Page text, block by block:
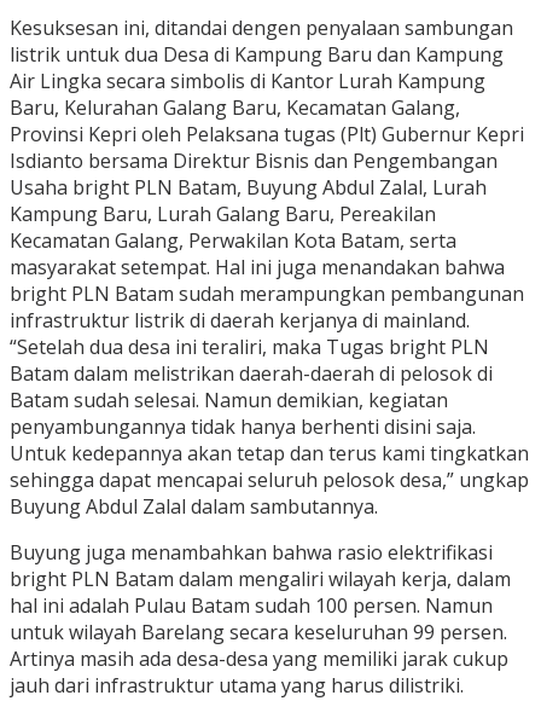
Kesuksesan ini, ditandai dengen penyalaan sambungan
listrik untuk dua Desa di Kampung Baru dan Kampung
Air Lingka secara simbolis di Kantor Lurah Kampung
Baru, Kelurahan Galang Baru, Kecamatan Galang,
Provinsi Kepri oleh Pelaksana tugas (Plt) Gubernur Kepri
Isdianto bersama Direktur Bisnis dan Pengembangan
Usaha bright PLN Batam, Buyung Abdul Zalal, Lurah
Kampung Baru, Lurah Galang Baru, Pereakilan
Kecamatan Galang, Perwakilan Kota Batam, serta
masyarakat setempat. Hal ini juga menandakan bahwa
bright PLN Batam sudah merampungkan pembangunan
infrastruktur listrik di daerah kerjanya di mainland.
“Setelah dua desa ini teraliri, maka Tugas bright PLN
Batam dalam melistrikan daerah-daerah di pelosok di
Batam sudah selesai. Namun demikian, kegiatan
penyambungannya tidak hanya berhenti disini saja.
Untuk kedepannya akan tetap dan terus kami tingkatkan
sehingga dapat mencapai seluruh pelosok desa,” ungkap
Buyung Abdul Zalal dalam sambutannya.
Buyung juga menambahkan bahwa rasio elektrifikasi
bright PLN Batam dalam mengaliri wilayah kerja, dalam
hal ini adalah Pulau Batam sudah 100 persen. Namun
untuk wilayah Barelang secara keseluruhan 99 persen.
Artinya masih ada desa-desa yang memiliki jarak cukup
jauh dari infrastruktur utama yang harus dilistriki.